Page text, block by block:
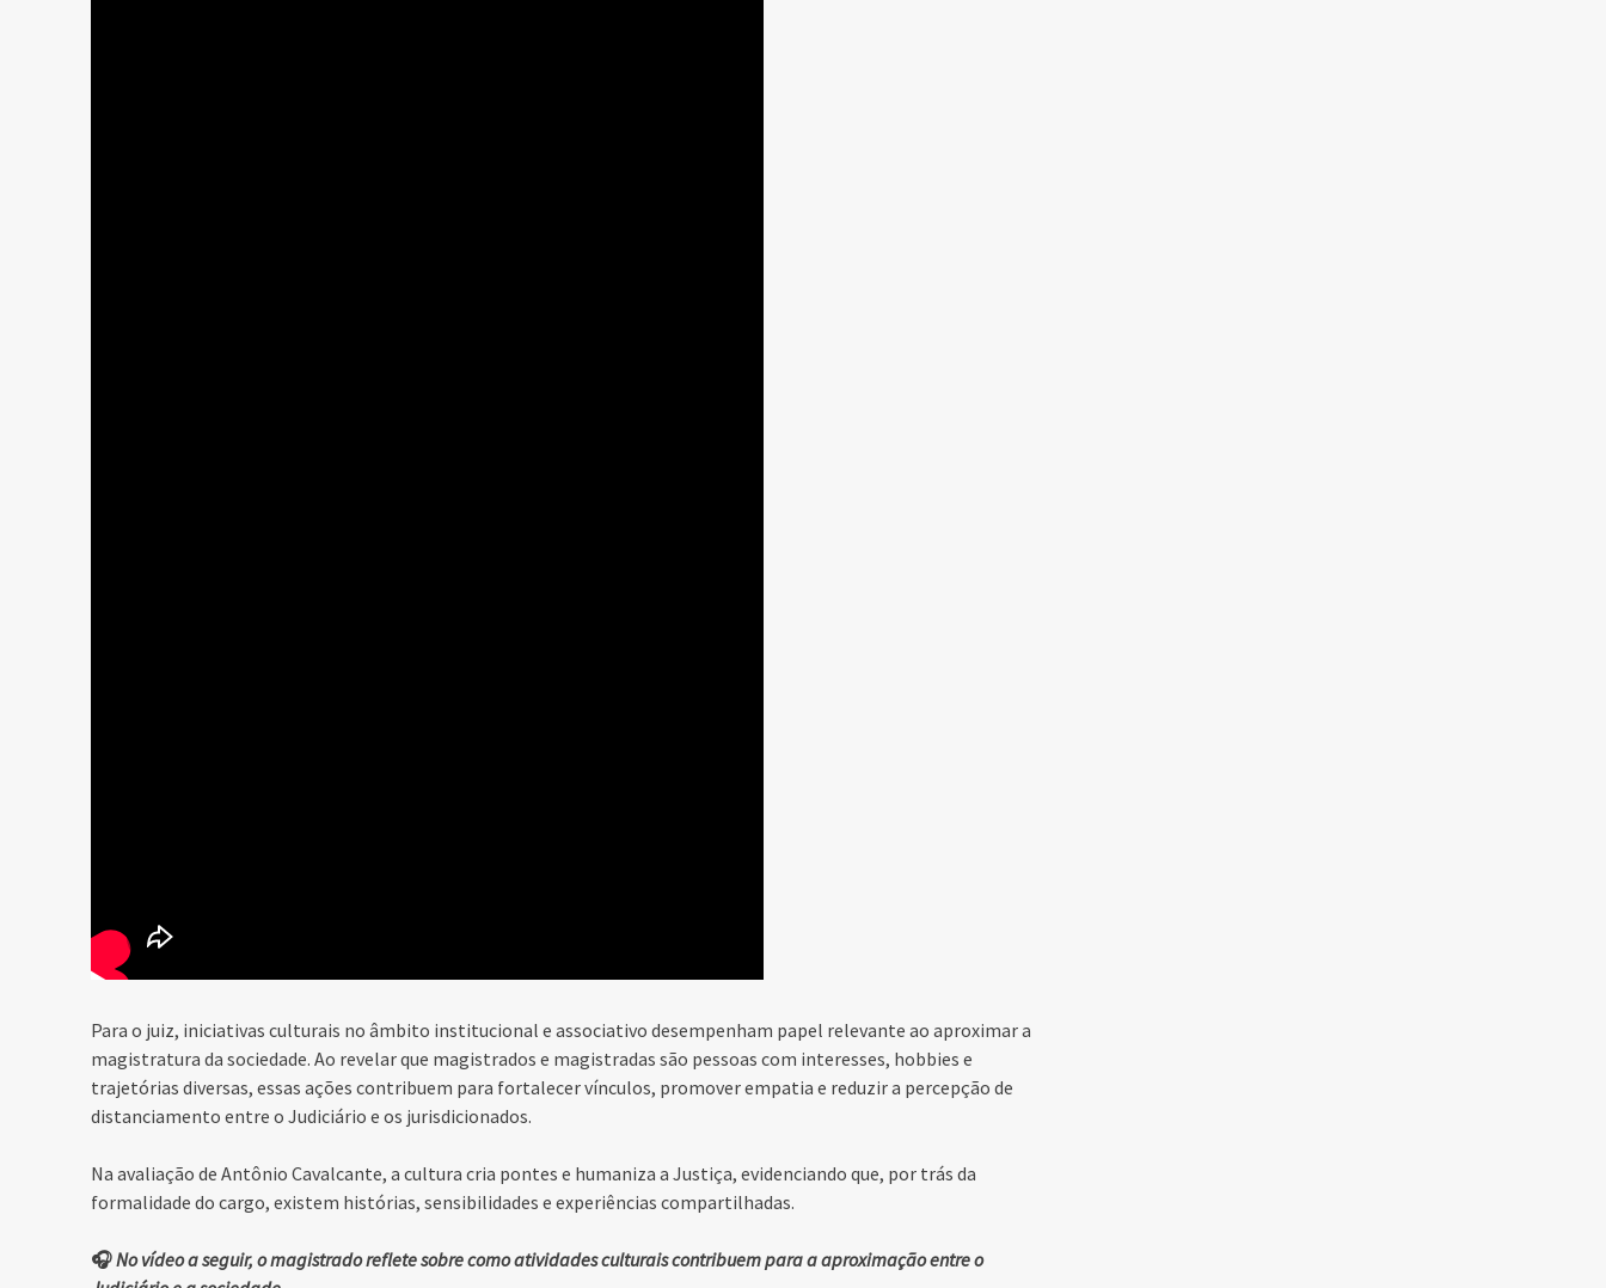
Para o juiz, iniciativas culturais no âmbito institucional e associativo desempenham papel relevante ao aproximar a
magistratura da sociedade. Ao revelar que magistrados e magistradas são pessoas com interesses, hobbies e
trajetórias diversas, essas ações contribuem para fortalecer vínculos, promover empatia e reduzir a percepção de
distanciamento entre o Judiciário e os jurisdicionados.
Na avaliação de Antônio Cavalcante, a cultura cria pontes e humaniza a Justiça, evidenciando que, por trás da
formalidade do cargo, existem histórias, sensibilidades e experiências compartilhadas.
🎧No vídeo a seguir, o magistrado reflete sobre como atividades culturais contribuem para a aproximação entre o